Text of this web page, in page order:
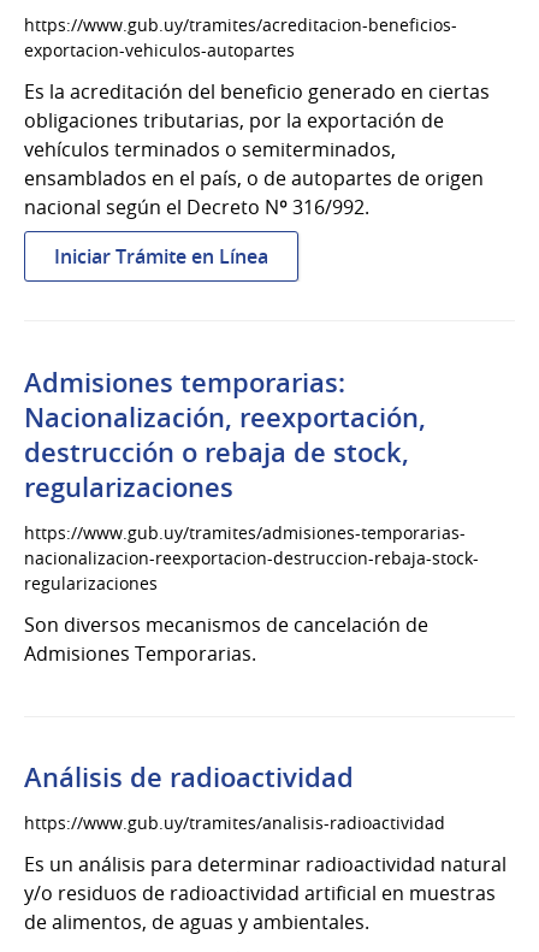
https://www.gub.uy/tramites/acreditacion-beneficios-
exportacion-vehiculos-autopartes
Es la acreditación del beneficio generado en ciertas
obligaciones tributarias, por la exportación de
vehículos terminados o semiterminados,
ensamblados en el país, o de autopartes de origen
nacional según el Decreto Nº 316/992.
Iniciar Trámite en Línea
Acreditación
exportación
de
vehículos
Admisiones temporarias:
Nacionalización, reexportación,
destrucción o rebaja de stock,
regularizaciones
https://www.gub.uy/tramites/admisiones-temporarias-
nacionalizacion-reexportacion-destruccion-rebaja-stock-
regularizaciones
Son diversos mecanismos de cancelación de
Admisiones Temporarias.
Análisis de radioactividad
https://www.gub.uy/tramites/analisis-radioactividad
Es un análisis para determinar radioactividad natural
y/o residuos de radioactividad artificial en muestras
de alimentos, de aguas y ambientales.